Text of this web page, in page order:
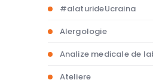
#alaturideUcraina
Alergologie
Analize medicale de
Ateliere